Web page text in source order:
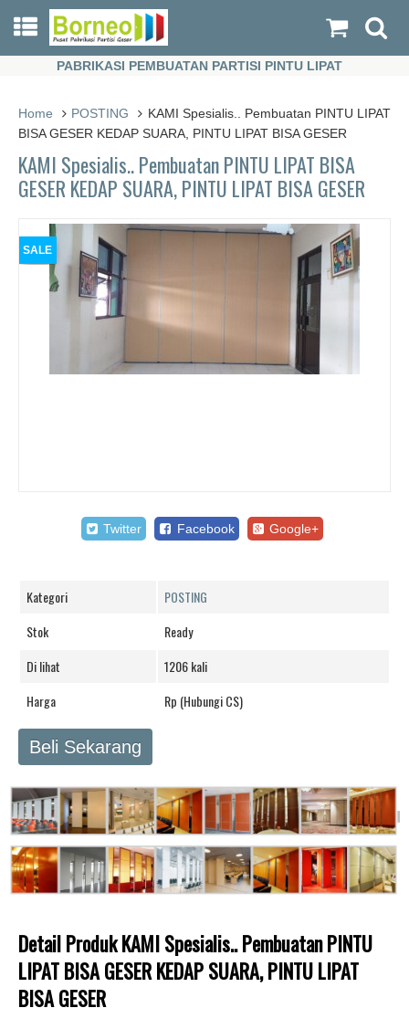
PABRIKASI PEMBUATAN PARTISI PINTU LIPAT
Home
POSTING
KAMI Spesialis.. Pembuatan PINTU LIPAT
BISA GESER KEDAP SUARA, PINTU LIPAT BISA GESER
KAMI Spesialis.. Pembuatan PINTU LIPAT BISA
GESER KEDAP SUARA, PINTU LIPAT BISA GESER
SALE
Twitter Facebook Google+
Kategori
POSTING
Stok
Ready
Di lihat
1206 kali
Harga
Rp (Hubungi CS)
Beli Sekarang
Detail Produk KAMI Spesialis.. Pembuatan PINTU
LIPAT BISA GESER KEDAP SUARA, PINTU LIPAT
BISA GESER